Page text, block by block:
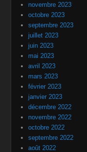
novembre 2023
octobre 2023
septembre 2023
juillet 2023
juin 2023
mai 2023
avril 2023
mars 2023
février 2023
janvier 2023
décembre 2022
novembre 2022
octobre 2022
septembre 2022
août 2022